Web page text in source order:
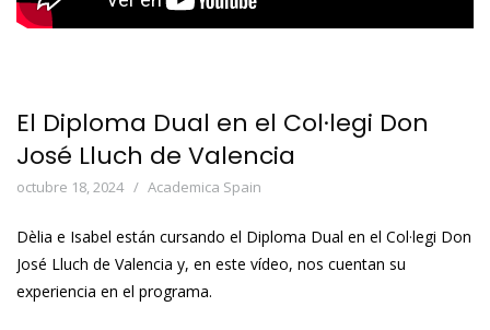
El Diploma Dual en el Col·legi Don
José Lluch de Valencia
octubre 18, 2024 Academica Spain
Dèlia e Isabel están cursando el Diploma Dual en el Col·legi Don
José Lluch de Valencia y, en este vídeo, nos cuentan su
experiencia en el programa.